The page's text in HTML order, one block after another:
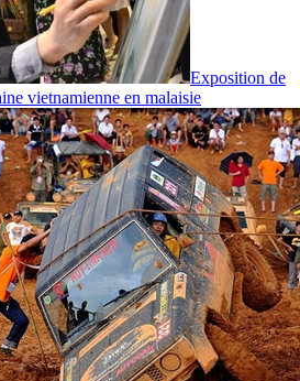
Exposition de
vietnamienne en malaisie